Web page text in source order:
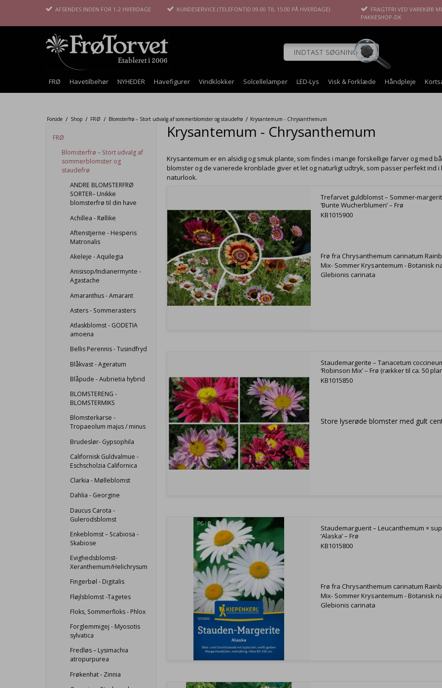
AFSENDES INDEN FOR 1-2 HVERDAGE KUNDESERVICE (TELEFONTID 09.00 TIL 15.00 PÅ HVERDAGE)
FRAGTFRI VED VAREKØB
PAKKESHOP-DK
FRØ Havetilbehør NYHEDER Havefigurer Vindklokker Solcellelamper LED-Lys Visk & Forklæde Håndpleje
Forside / Shop / FRØ / Blomsterfrø – Stort udvalg af sommerblomster og staudefrø / Krysantemum - Chrysanthemum
FRØ
Blomsterfrø – Stort udvalg af
sommerblomster og
staudefrø
ANDRE BLOMSTERFRØ
SORTER– Unikke
blomsterfrø til din have
Achillea - Røllike
Aftenstjerne - Hesperis
Matronalis
Akeleje - Aquilegia
Anisisop/Indianermynte -
Agastache
Amaranthus - Amarant
Asters - Sommerasters
Atlaskblomst - GODETIA
amoena
Bellis Perennis - Tusindfryd
Blåkvast - Ageratum
Blåpude - Aubrietia hybrid
BLOMSTERENG -
BLOMSTERMIKS
Blomsterkarse -
Tropaeolum majus / minus
Brudeslør- Gypsophila
Californisk Guldvalmue -
Eschscholzia Californica
Clarkia - Mølleblomst
Dahlia - Georgine
Daucus Carota -
Gulerodsblomst
Enkeblomst – Scabiosa -
Skabiose
Evighedsblomst-
Xeranthemum/Helichrysum
Fingerbøl - Digitalis
Fløjlsblomst -Tagetes
Floks, Sommerfloks - Phlox
Forglemmigej - Myosotis
sylvatica
Fredløs – Lysimachia
atropurpurea
Frøkenhat - Zinnia
Krysantemum - Chrysanthemum
Krysantemum er en alsidig og smuk plante, som findes i mange forskellige farver og med
blomster og de varierede kronblade giver et let og naturligt udtryk, som passer perfekt ind
naturlook.
Trefarvet guldblomst – Sommer-
‘Bunte Wucherblumen’ – Frø
KB1015900
Frø fra Chrysanthemum carinatum
Mix- Sommer Krysantemum - Botanisk
Glebionis carinata
Staudemargerite – Tanacetum
‘Robinson Mix’ – Frø (rækker til ca. 50
KB1015850
Store lyserøde blomster med gult
Staudemarguerit – Leucanthemum ×
‘Alaska’ – Frø
KB1015800
Frø fra Chrysanthemum carinatum
Mix- Sommer Krysantemum - Botanisk
Glebionis carinata